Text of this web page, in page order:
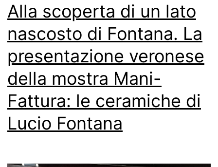
Alla scoperta di un lato
nascosto di Fontana. La
presentazione veronese
della mostra Mani-
Fattura: le ceramiche di
Lucio Fontana